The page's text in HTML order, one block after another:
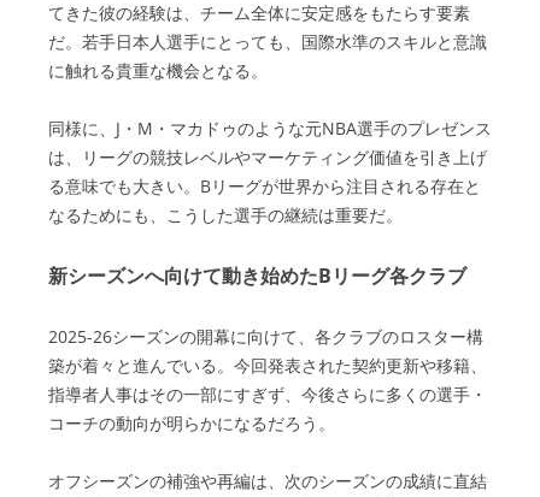
てきた彼の経験は、チーム全体に安定感をもたらす要素
だ。若手日本人選手にとっても、国際水準のスキルと意識
に触れる貴重な機会となる。
同様に、J・M・マカドゥのような元NBA選手のプレゼンス
は、リーグの競技レベルやマーケティング価値を引き上げ
る意味でも大きい。Bリーグが世界から注目される存在と
なるためにも、こうした選手の継続は重要だ。
新シーズンへ向けて動き始めたBリーグ各クラブ
2025-26シーズンの開幕に向けて、各クラブのロスター構
築が着々と進んでいる。今回発表された契約更新や移籍、
指導者人事はその一部にすぎず、今後さらに多くの選手・
コーチの動向が明らかになるだろう。
オフシーズンの補強や再編は、次のシーズンの成績に直結